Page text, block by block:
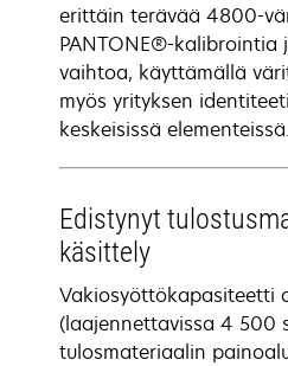
erittäin terävää 4800-
PANTONE®-kalibrointia
vaihtoa, käyttämällä
myös yrityksen
keskeisissä elementeissä.
Edistynyt
käsittely
Vakiosyöttökapasiteetti
(laajennettavissa 4 500
tulosmateriaalin